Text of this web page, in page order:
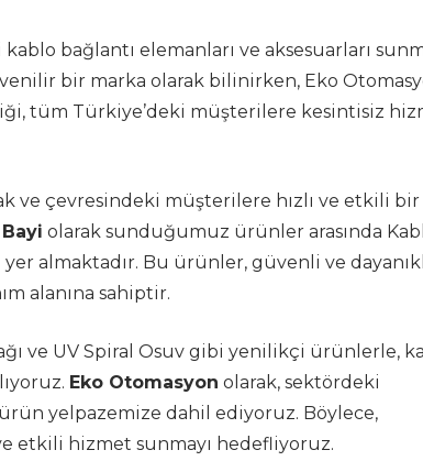
bağlantı elemanları ve aksesuarları
bir marka olarak bilinirken, Eko
tüm Türkiye’deki müşterilere kesintisiz
ve çevresindeki müşterilere hızlı ve etkili bir
olarak sunduğumuz ürünler arasında
almaktadır. Bu ürünler, güvenli ve
alanına sahiptir.
ve UV Spiral Osuv gibi yenilikçi ürünlerle,
Eko Otomasyon olarak, sektördeki
yelpazemize dahil ediyoruz. Böylece,
etkili hizmet sunmayı hedefliyoruz.